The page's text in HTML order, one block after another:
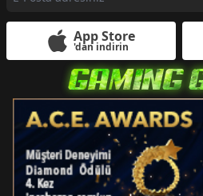
App Store
'dan indirin